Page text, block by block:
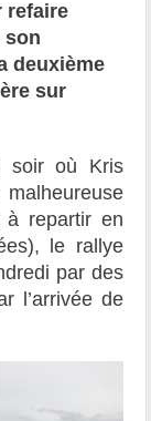
refaire
son
deuxième
sur
soir où Kris
à repartir en
le rallye
par des
l’arrivée de